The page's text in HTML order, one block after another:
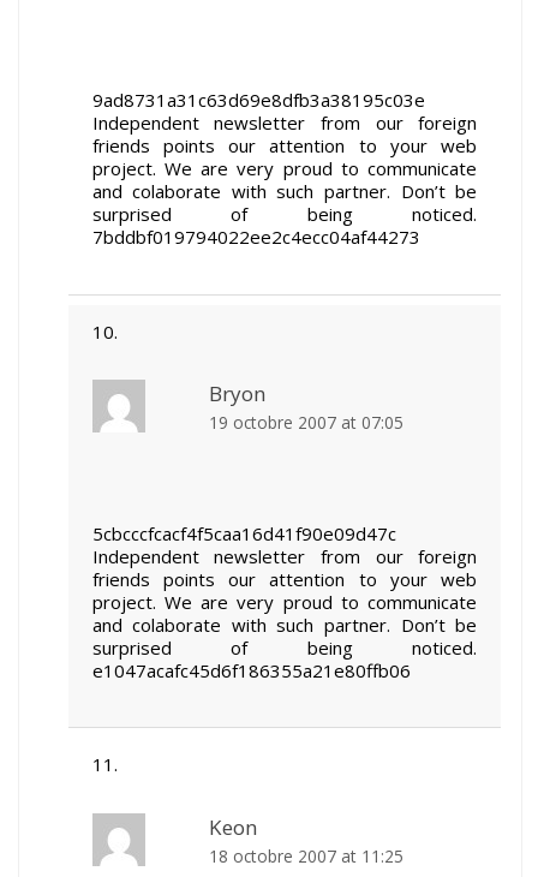
9ad8731a31c63d69e8dfb3a38195c03e
Independent newsletter from our foreign
friends points our attention to your web
project. We are very proud to communicate
and colaborate with such partner. Don’t be
surprised of being noticed.
7bddbf019794022ee2c4ecc04af44273
Bryon
19 octobre 2007 at 07:05
5cbcccfcacf4f5caa16d41f90e09d47c
Independent newsletter from our foreign
friends points our attention to your web
project. We are very proud to communicate
and colaborate with such partner. Don’t be
surprised of being noticed.
e1047acafc45d6f186355a21e80ffb06
Keon
18 octobre 2007 at 11:25